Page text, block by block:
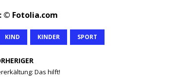
© Fotolia.com
KIND KINDER SPORT
Das hilft!